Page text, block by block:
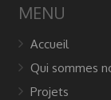
MENU
Accueil
Qui sommes
Projets